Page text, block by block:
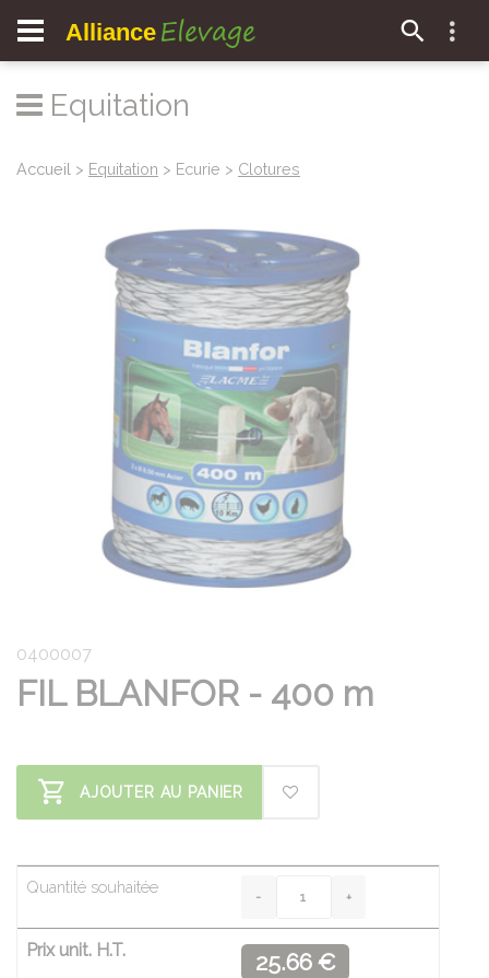
Alliance Elevage
Equitation
Accueil > Equitation > Ecurie > Clotures
0400007
FIL BLANFOR - 400 m
AJOUTER AU PANIER
Quantité souhaitée
Prix unit. H.T. 25.66 €